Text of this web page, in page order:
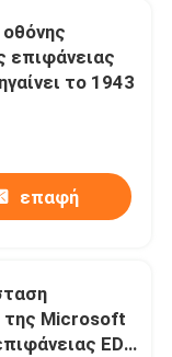
επιφάνειας
το 1943
επαφή
της Microsoft
EDP